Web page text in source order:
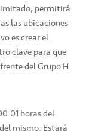
permitirá
las ubicaciones
es crear el
clave para que
del Grupo H
horas del
mismo. Estará